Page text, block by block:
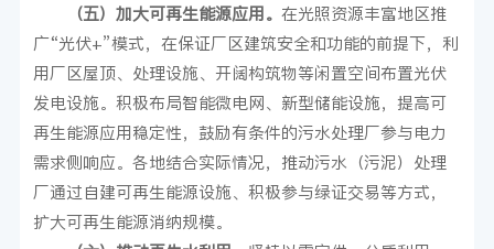
（五）加大可再生能源应用。在光照资源丰富地区推
广“光伏+”模式，在保证厂区建筑安全和功能的前提下，利
用厂区屋顶、处理设施、开阔构筑物等闲置空间布置光伏
发电设施。积极布局智能微电网、新型储能设施，提高可
再生能源应用稳定性，鼓励有条件的污水处理厂参与电力
需求侧响应。各地结合实际情况，推动污水（污泥）处理
厂通过自建可再生能源设施、积极参与绿证交易等方式，
扩大可再生能源消纳规模。